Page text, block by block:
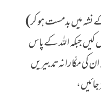
نشہ میں بدمست ہو کر)
جبکہ اللہ کے پاس
کی مکّارانہ تدبیریں